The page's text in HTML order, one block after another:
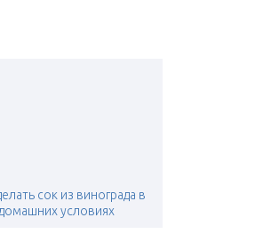
сок из винограда в
домашних условиях